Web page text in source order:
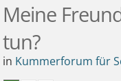
Meine
tun?
in Kummerforum für